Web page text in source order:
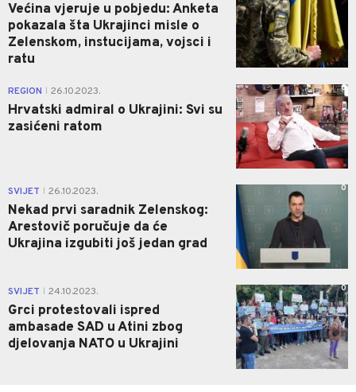
Većina vjeruje u pobjedu: Anketa
pokazala šta Ukrajinci misle o
Zelenskom, instucijama, vojsci i
ratu
REGION 26.10.2023.
Hrvatski admiral o Ukrajini: Svi su
zasićeni ratom
0
SVIJET 26.10.2023.
Nekad prvi saradnik Zelenskog:
Arestovič poručuje da će
Ukrajina izgubiti još jedan grad
0
SVIJET 24.10.2023.
Grci protestovali ispred
ambasade SAD u Atini zbog
djelovanja NATO u Ukrajini
0